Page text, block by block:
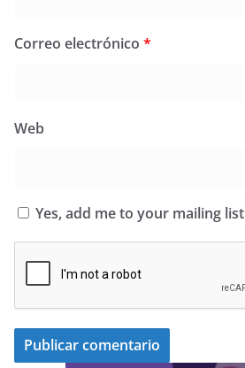
Correo electrónico *
Web
Yes, add me to your mailing list